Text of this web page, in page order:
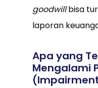
goodwillbisa
laporan
Apa yang
Mengalami